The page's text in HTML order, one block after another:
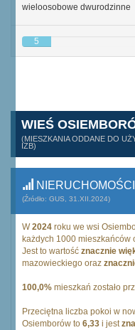
wieloosobowe dwurodzinne
5
WIEŚ
(MIESZKANIA ODDANE DO
IZB)
(Źródło: GUS, 31.XII.2024)
W2024 roku we wsi
każdych 1000 mieszkańców
Jest to wartość znacznie
mazowieckiego oraz
100,0% mieszkań zostało
Przeciętna liczba pokoi w
Osiemborów to 6,33 i jest